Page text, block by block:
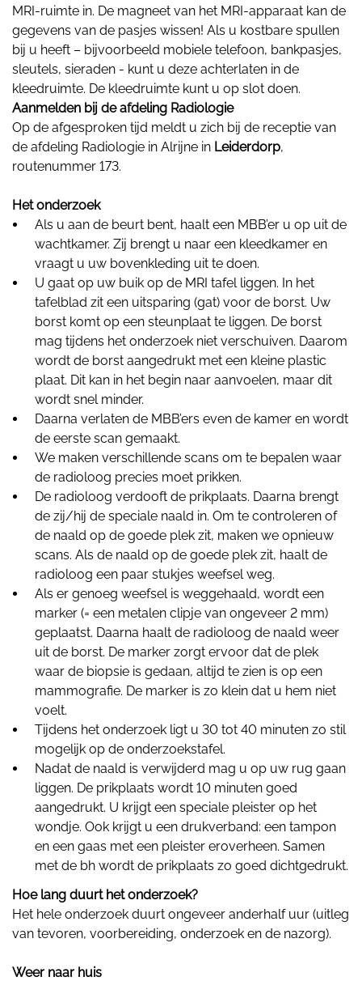
MRI-ruimte in. De magneet van het MRI-apparaat kan de
gegevens van de pasjes wissen! Als u kostbare spullen
bij u heeft – bijvoorbeeld mobiele telefoon, bankpasjes,
sleutels, sieraden - kunt u deze achterlaten in de
kleedruimte. De kleedruimte kunt u op slot doen.
Aanmelden bij de afdeling Radiologie
Op de afgesproken tijd meldt u zich bij de receptie van
de afdeling Radiologie in Alrijne in Leiderdorp,
routenummer 173.
Het onderzoek
Als u aan de beurt bent, haalt een MBB’er u op uit de
wachtkamer. Zij brengt u naar een kleedkamer en
vraagt u uw bovenkleding uit te doen.
U gaat op uw buik op de MRI tafel liggen. In het
tafelblad zit een uitsparing (gat) voor de borst. Uw
borst komt op een steunplaat te liggen. De borst
mag tijdens het onderzoek niet verschuiven. Daarom
wordt de borst aangedrukt met een kleine plastic
plaat. Dit kan in het begin naar aanvoelen, maar dit
wordt snel minder.
Daarna verlaten de MBB’ers even de kamer en wordt
de eerste scan gemaakt.
We maken verschillende scans om te bepalen waar
de radioloog precies moet prikken.
De radioloog verdooft de prikplaats. Daarna brengt
de zij/hij de speciale naald in. Om te controleren of
de naald op de goede plek zit, maken we opnieuw
scans. Als de naald op de goede plek zit, haalt de
radioloog een paar stukjes weefsel weg.
Als er genoeg weefsel is weggehaald, wordt een
marker (= een metalen clipje van ongeveer 2 mm)
geplaatst. Daarna haalt de radioloog de naald weer
uit de borst. De marker zorgt ervoor dat de plek
waar de biopsie is gedaan, altijd te zien is op een
mammografie. De marker is zo klein dat u hem niet
voelt.
Tijdens het onderzoek ligt u 30 tot 40 minuten zo stil
mogelijk op de onderzoekstafel.
Nadat de naald is verwijderd mag u op uw rug gaan
liggen. De prikplaats wordt 10 minuten goed
aangedrukt. U krijgt een speciale pleister op het
wondje. Ook krijgt u een drukverband: een tampon
en een gaas met een pleister eroverheen. Samen
met de bh wordt de prikplaats zo goed dichtgedrukt.
Hoe lang duurt het onderzoek?
Het hele onderzoek duurt ongeveer anderhalf uur (uitleg
van tevoren, voorbereiding, onderzoek en de nazorg).
Weer naar huis